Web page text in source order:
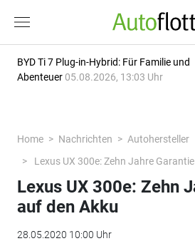
BYD Ti 7 Plug-in-Hybrid: Für Familie und
Abenteuer 05.08.2026, 13:03 Uhr
Home Nachrichten
Autohersteller
Lexus UX 300e: Zehn Jahre
Lexus UX 300e: Zehn
auf den Akku
28.05.2020 10:00 Uhr